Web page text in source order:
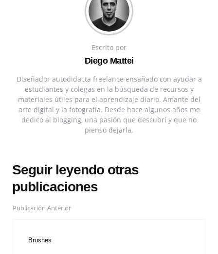
Escrito por
Diego Mattei
Diseñador autodidacta freelance ensañado con ayudar a
estudiantes y colegas en la búsqueda de recursos y
materiales útiles para el aprendizaje diario. Amante del
arte digital y la fotografía. Desde hace algunos años me
dedico al blogging, una pasión que descubrí y que no
pienso dejarla.
Seguir leyendo otras
publicaciones
Publicación Anterior
Brushes